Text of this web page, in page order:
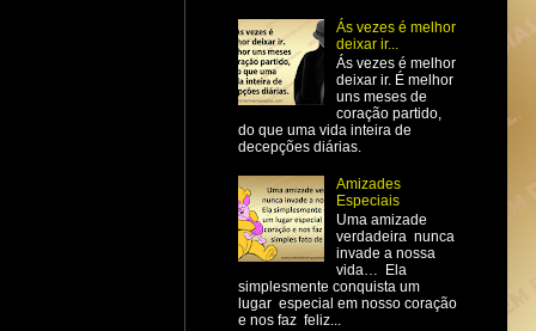
Ás vezes é melhor
deixar ir...
Ás vezes é melhor
deixar ir. É melhor
uns meses de
coração partido,
do que uma vida inteira de
decepções diárias.
Amizades
Especiais
Uma amizade
verdadeira nunca
invade a nossa
vida… Ela
simplesmente conquista um
lugar especial em nosso coração
e nos faz feliz...